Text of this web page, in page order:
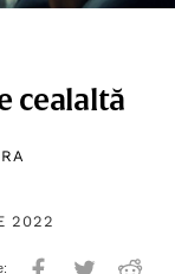
cealaltă
2022